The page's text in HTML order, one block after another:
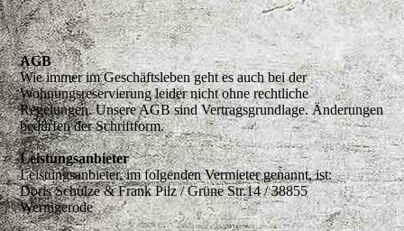
AGB
Wie immer im Geschäftsleben geht es auch bei der
Wohnungsreservierung leider nicht ohne rechtliche
Regelungen. Unsere AGB sind Vertragsgrundlage. Änderungen
bedürfen der Schriftform.
Leistungsanbieter
Leistungsanbieter, im folgenden Vermieter genannt, ist:
Doris Schulze & Frank Pilz / Grüne Str.14 / 38855
Wernigerode